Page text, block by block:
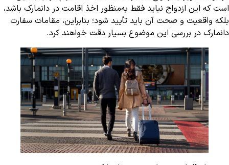
است که این ازدواج نباید فقط به‌منظور اخذ اقامت در دانمارک باشد،
بلکه واقعیت و صحت آن باید تأیید شود؛ بنابراین، مقامات سفارت
دانمارک در بررسی این موضوع بسیار دقت خواهند کرد.